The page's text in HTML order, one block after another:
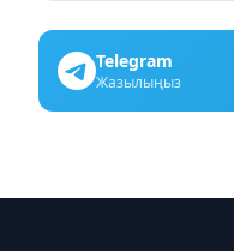
Telegram
Жазылыңыз